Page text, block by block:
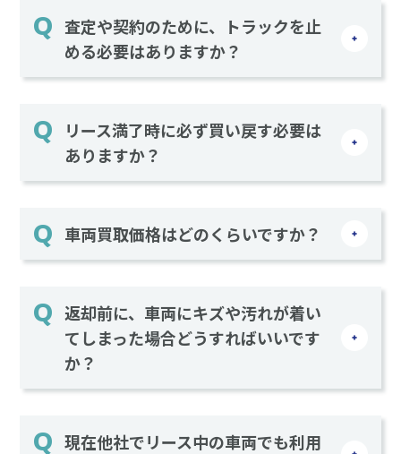
査定や契約のために、トラックを止
める必要はありますか？
リース満了時に必ず買い戻す必要は
ありますか？
車両買取価格はどのくらいですか？
返却前に、車両にキズや汚れが着い
てしまった場合どうすればいいです
か？
現在他社でリース中の車両でも利用